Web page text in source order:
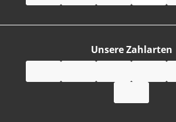
Unsere Zahlarten